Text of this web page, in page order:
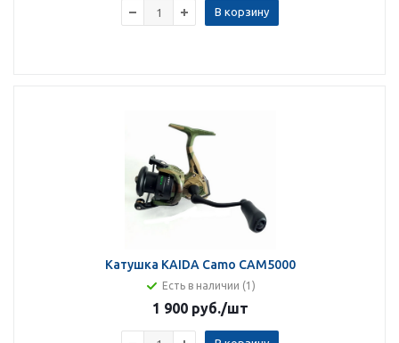
В корзину
Катушка KAIDA Camo CAM5000
Есть в наличии (1)
1 900 руб./шт